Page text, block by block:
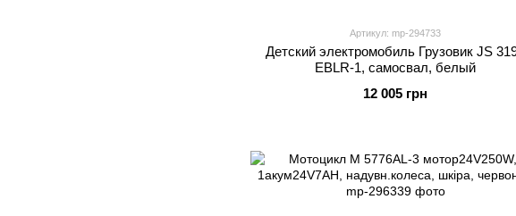
Артикул: mp-294733
Детский электромобиль Грузовик JS
EBLR-1, самосвал, белый
12 005 грн